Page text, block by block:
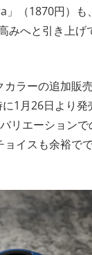
（1870円）も
みへと引き上げ
ラーの追加販売
1月26日より発
リエーションで
ョイスも余裕で